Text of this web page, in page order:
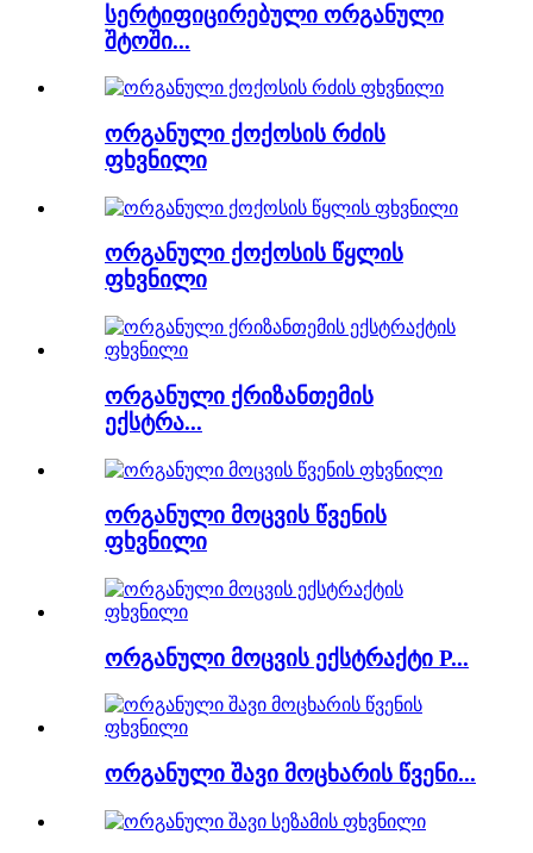
სერტიფიცირებული ორგანული
შტოში...
ორგანული ქოქოსის რძის
ფხვნილი
ორგანული ქოქოსის წყლის
ფხვნილი
ორგანული ქრიზანთემის
ექსტრა...
ორგანული მოცვის წვენის
ფხვნილი
ორგანული მოცვის ექსტრაქტი P...
ორგანული შავი მოცხარის წვენი...